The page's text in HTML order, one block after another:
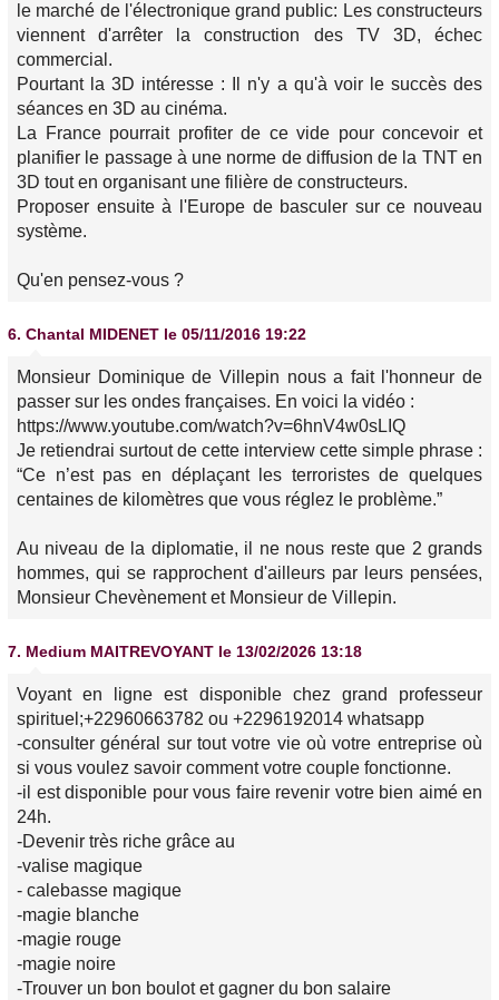
le marché de l'électronique grand public: Les constructeurs
viennent d'arrêter la construction des TV 3D, échec
commercial.
Pourtant la 3D intéresse : Il n'y a qu'à voir le succès des
séances en 3D au cinéma.
La France pourrait profiter de ce vide pour concevoir et
planifier le passage à une norme de diffusion de la TNT en
3D tout en organisant une filière de constructeurs.
Proposer ensuite à l'Europe de basculer sur ce nouveau
système.
Qu'en pensez-vous ?
6. Chantal MIDENET le 05/11/2016 19:22
Monsieur Dominique de Villepin nous a fait l'honneur de
passer sur les ondes françaises. En voici la vidéo :
https://www.youtube.com/watch?v=6hnV4w0sLIQ
Je retiendrai surtout de cette interview cette simple phrase :
“Ce n’est pas en déplaçant les terroristes de quelques
centaines de kilomètres que vous réglez le problème.”
Au niveau de la diplomatie, il ne nous reste que 2 grands
hommes, qui se rapprochent d'ailleurs par leurs pensées,
Monsieur Chevènement et Monsieur de Villepin.
7. Medium MAITREVOYANT le 13/02/2026 13:18
Voyant en ligne est disponible chez grand professeur
spirituel;+22960663782 ou +2296192014 whatsapp
-consulter général sur tout votre vie où votre entreprise où
si vous voulez savoir comment votre couple fonctionne.
-il est disponible pour vous faire revenir votre bien aimé en
24h.
-Devenir très riche grâce au
-valise magique
- calebasse magique
-magie blanche
-magie rouge
-magie noire
-Trouver un bon boulot et gagner du bon salaire